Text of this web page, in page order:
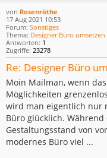
von Rosenröthe
17 Aug 2021 10:53
Forum: Sonstiges
Thema: Designer Büro umsetzen
Antworten: 1
Zugriffe: 23278
Re: Designer Büro
Moin Mailman, wenn
Möglichkeiten
wird man eigentlich nur
Büro glücklich.
Gestaltungsstand von
modernes Büro viel ...